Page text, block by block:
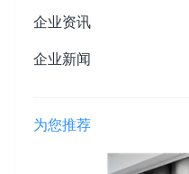
企业资讯
企业新闻
为您推荐